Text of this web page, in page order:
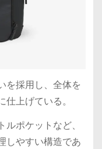
を採用し、全体を
上げている。
ポケットなど、
しやすい構造であ